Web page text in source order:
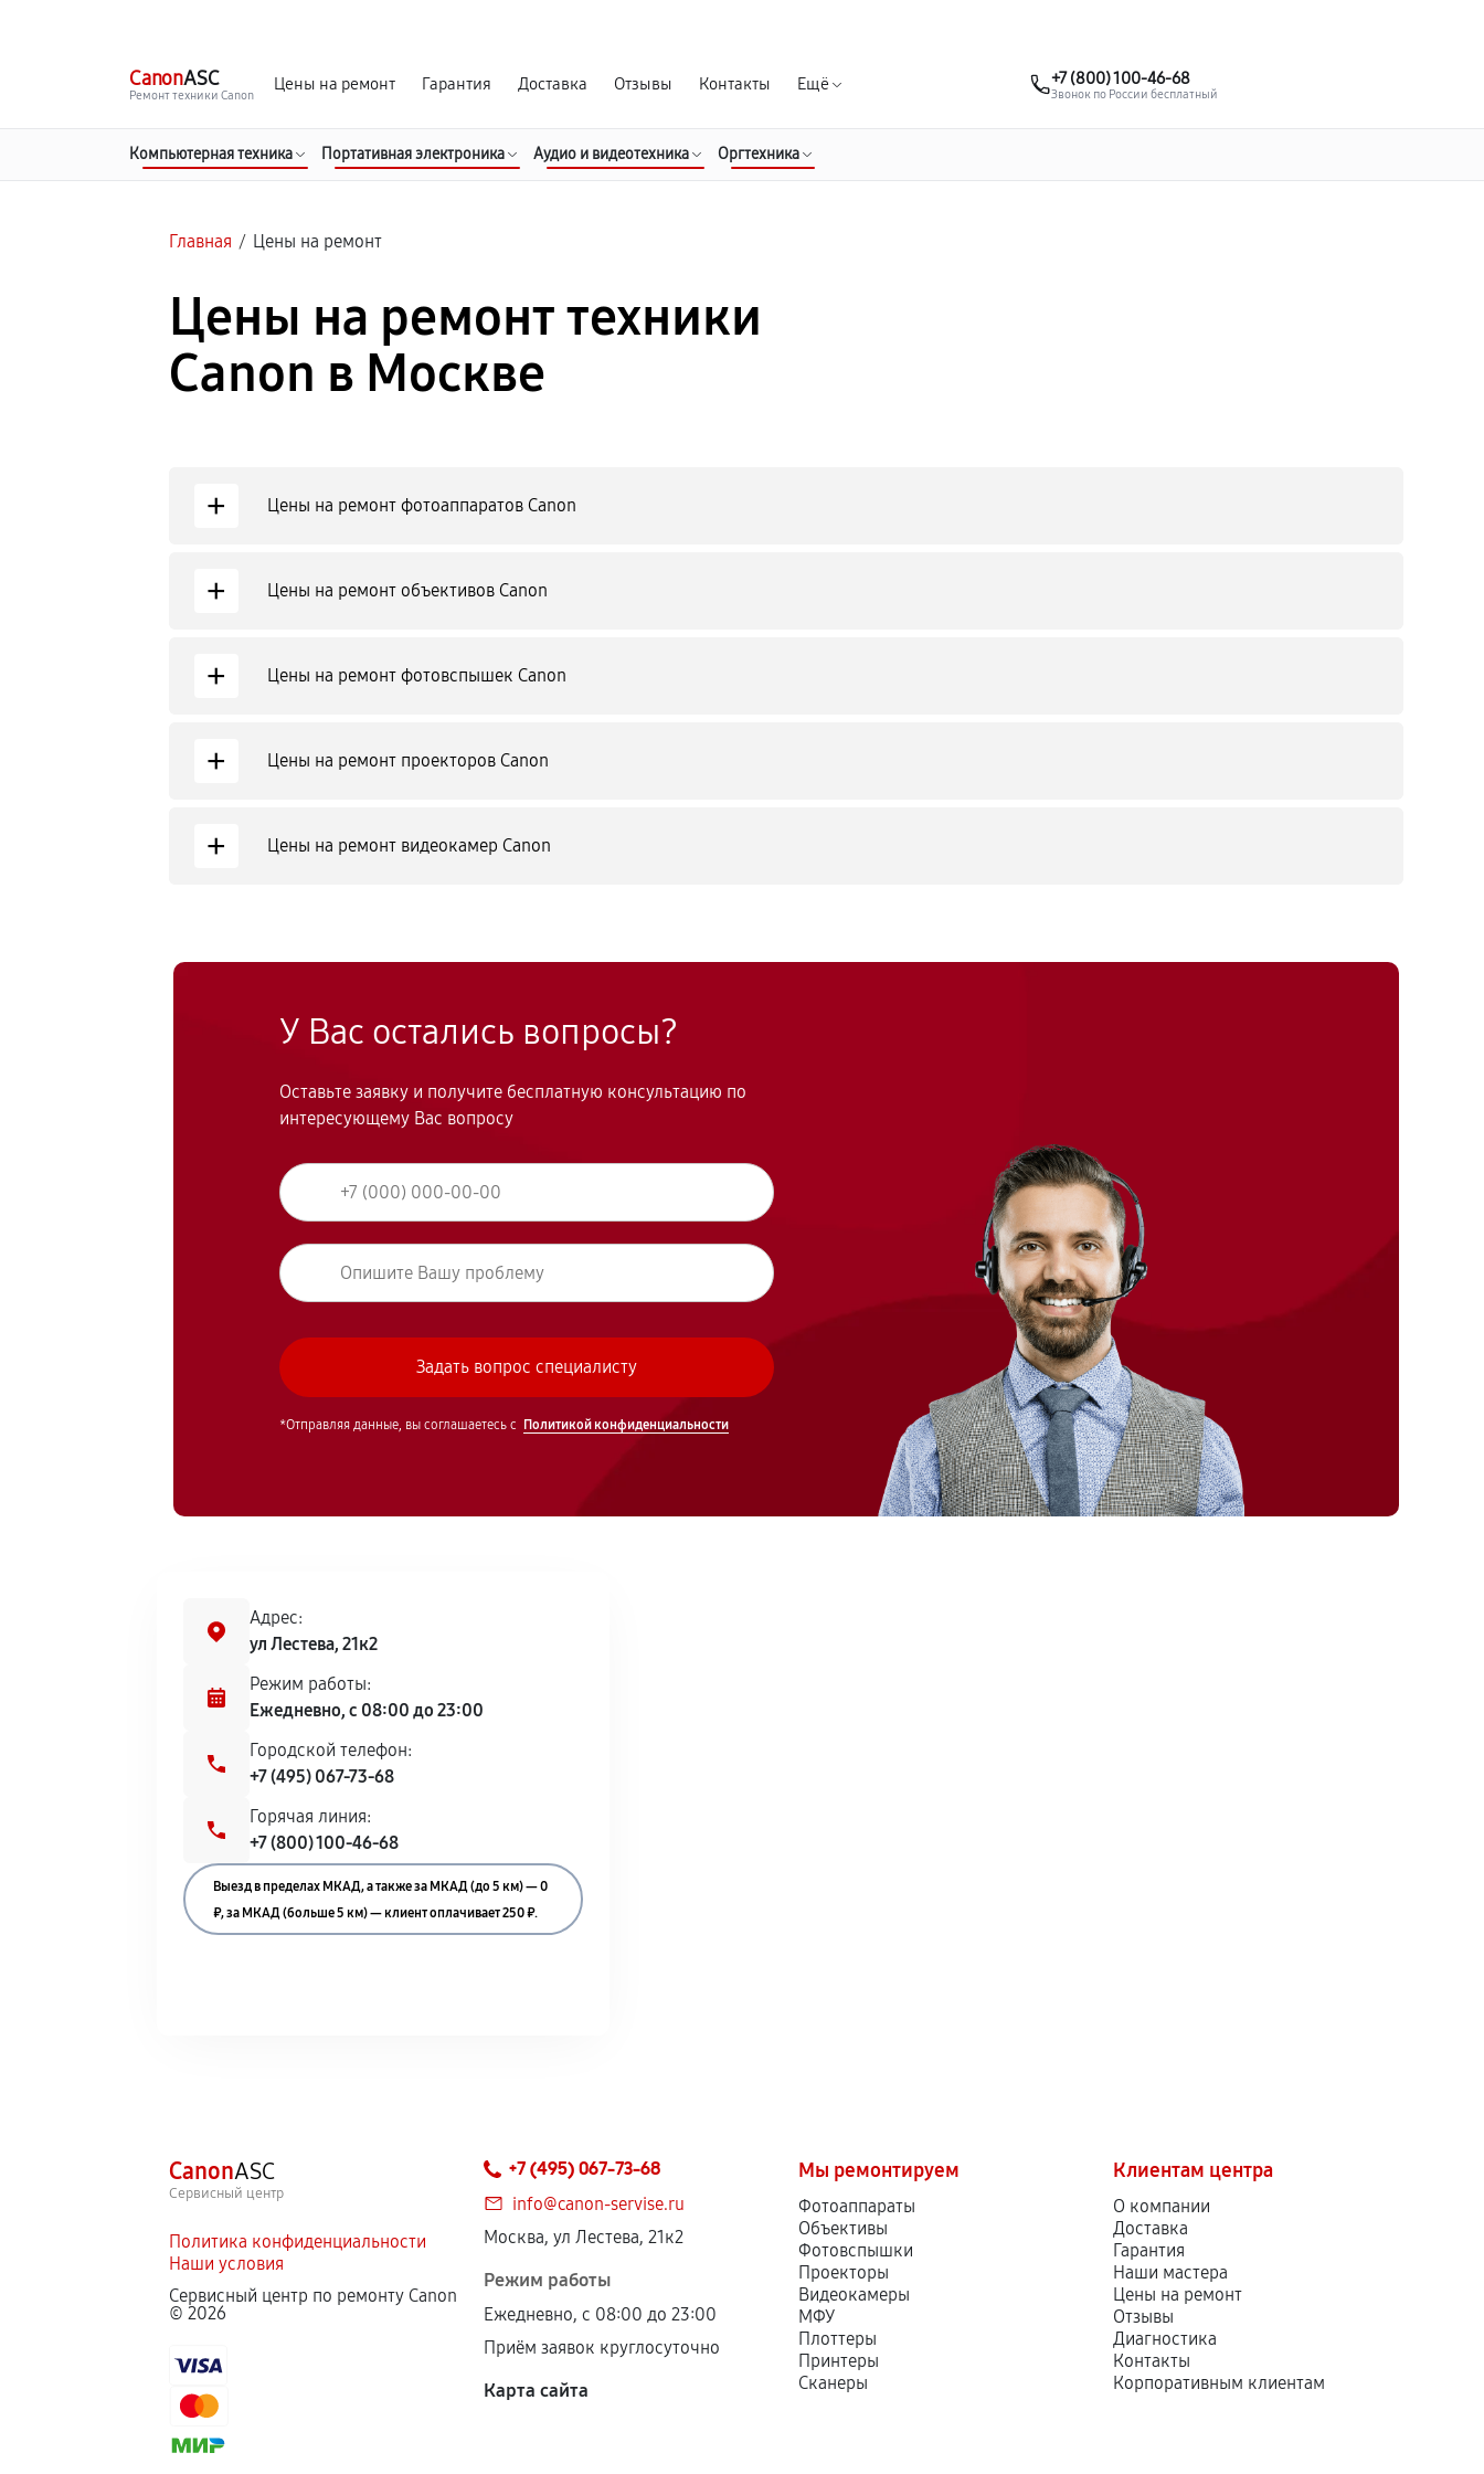
CanonASC
Ремонт техники Canon
Цены на ремонт Гарантия Доставка Отзывы Контакты Ещё +7 (800) 100-46-68
Звонок по России бесплатный
Компьютерная техника Портативная электроника Аудио и видеотехника Оргтехника
Главная / Цены на ремонт
Цены на ремонт техники
Canon в Москве
+ Цены на ремонт фотоаппаратов Canon
+ Цены на ремонт объективов Canon
+ Цены на ремонт фотовспышек Canon
+ Цены на ремонт проекторов Canon
+ Цены на ремонт видеокамер Canon
У Вас остались вопросы?
Оставьте заявку и получите бесплатную консультацию по
интересующему Вас вопросу
*Отправляя данные, вы соглашаетесь с Политикой конфиденциальности
Адрес:
ул Лестева, 21к2
Режим работы:
Ежедневно, с 08:00 до 23:00
Городской телефон:
+7 (495) 067-73-68
Горячая линия:
+7 (800) 100-46-68
Выезд в пределах МКАД, а также за МКАД (до 5 км) — 0
₽, за МКАД (больше 5 км) — клиент оплачивает 250 ₽.
CanonASC
Сервисный центр
Политика конфиденциальности
Наши условия
Сервисный центр по ремонту Canon
©2026
+7 (495) 067-73-68
info@canon-servise.ru
Москва, ул Лестева, 21к2
Режим работы
Ежедневно, с 08:00 до 23:00
Приём заявок круглосуточно
Карта сайта
Мы ремонтируем
Фотоаппараты
Объективы
Фотовспышки
Проекторы
Видеокамеры
МФУ
Плоттеры
Принтеры
Сканеры
Клиентам центра
О компании
Доставка
Гарантия
Наши мастера
Цены на ремонт
Отзывы
Диагностика
Контакты
Корпоративным клиентам